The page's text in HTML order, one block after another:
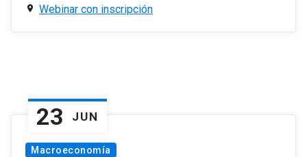
Webinar con inscripción
23 JUN
Macroeconomía